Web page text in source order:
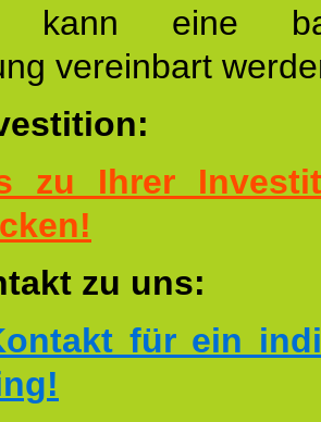
kann eine
vereinbart
zu Ihrer
zu uns:
für ein